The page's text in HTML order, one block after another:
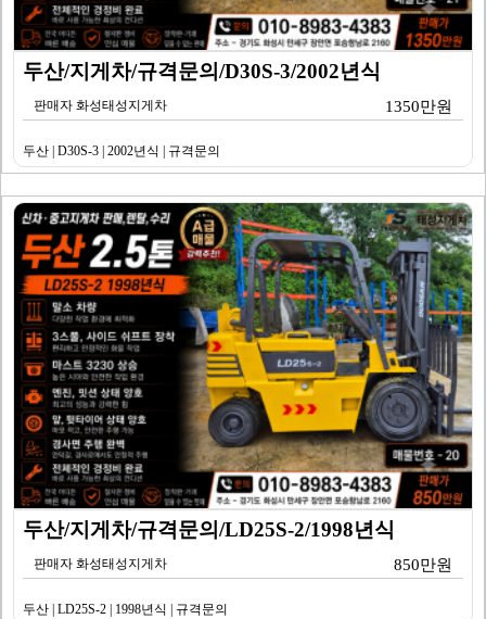
두산/지게차/규격문의/D30S-3/2002년식
판매자 화성태성지게차 1350만원
두산 | D30S-3 | 2002년식 | 규격문의
두산/지게차/규격문의/LD25S-2/1998년식
판매자 화성태성지게차 850만원
두산 | LD25S-2 | 1998년식 | 규격문의